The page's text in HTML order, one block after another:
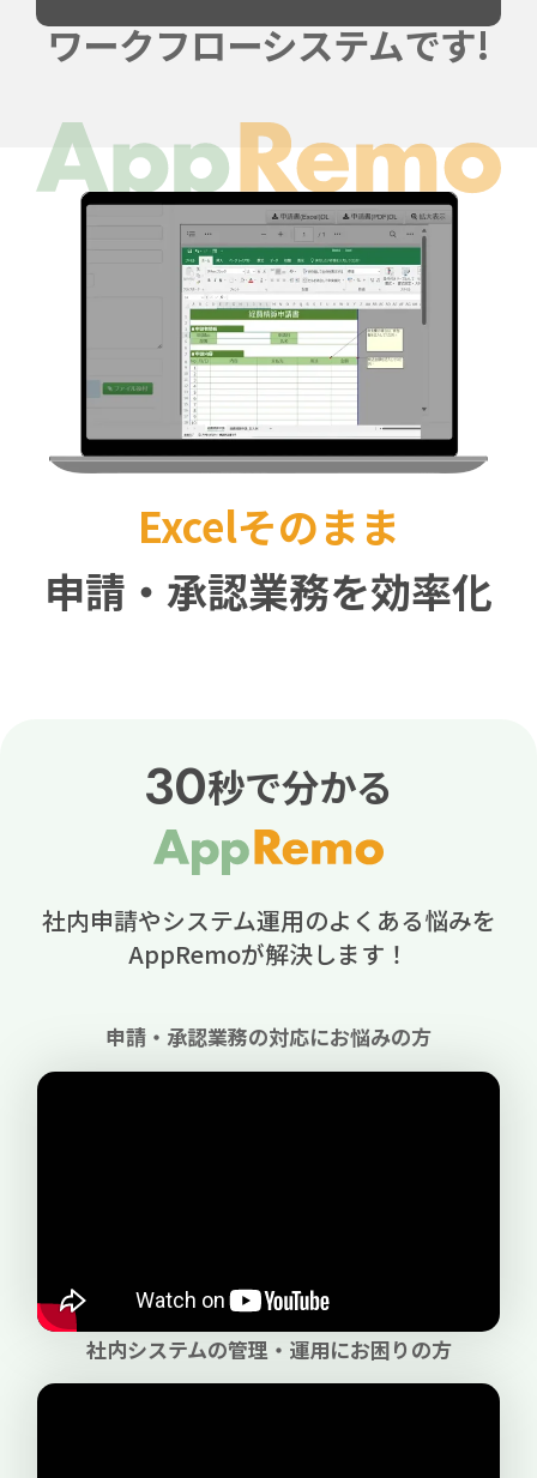
ワークフローシステムです!
Excelそのまま
申請・承認業務を効率化
30秒で分かる
社内申請やシステム運用のよくある悩みを
AppRemoが解決します！
申請・承認業務の対応にお悩みの方
社内システムの管理・運用にお困りの方